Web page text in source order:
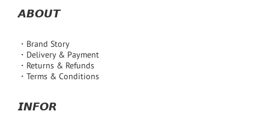
𝘼𝘽𝙊𝙐𝙏
・Brand Story
・Delivery & Payment
・Returns & Refunds
・Terms & Conditions
𝙄𝙉𝙁𝙊𝙍